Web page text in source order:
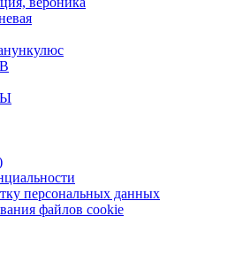
персональных данных
файлов сookie